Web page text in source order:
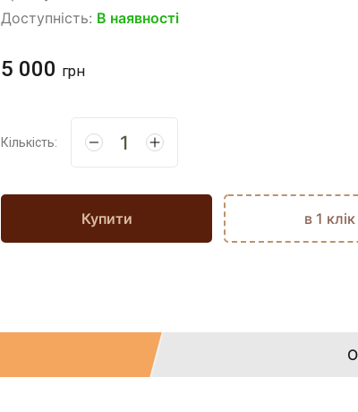
Доступність: В наявності
5 000 грн
Кількість:
Купити в 1 клік